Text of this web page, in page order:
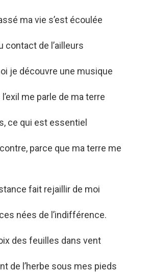
ma vie s’est écoulée
contact de l’ailleurs
je découvre une musique
me parle de ma terre
ce qui est essentiel
parce que ma terre me
fait rejaillir de moi
nées de l’indifférence.
des feuilles dans vent
de l’herbe sous mes pieds